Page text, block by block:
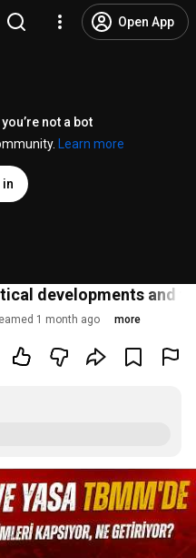
Open App
not a bot
Learn more
in
developments and
1 month ago more